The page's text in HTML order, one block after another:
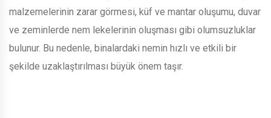
malzemelerinin zarar görmesi, küf ve mantar oluşumu, duvar
ve zeminlerde nem lekelerinin oluşması gibi olumsuzluklar
bulunur. Bu nedenle, binalardaki nemin hızlı ve etkili bir
şekilde uzaklaştırılması büyük önem taşır.